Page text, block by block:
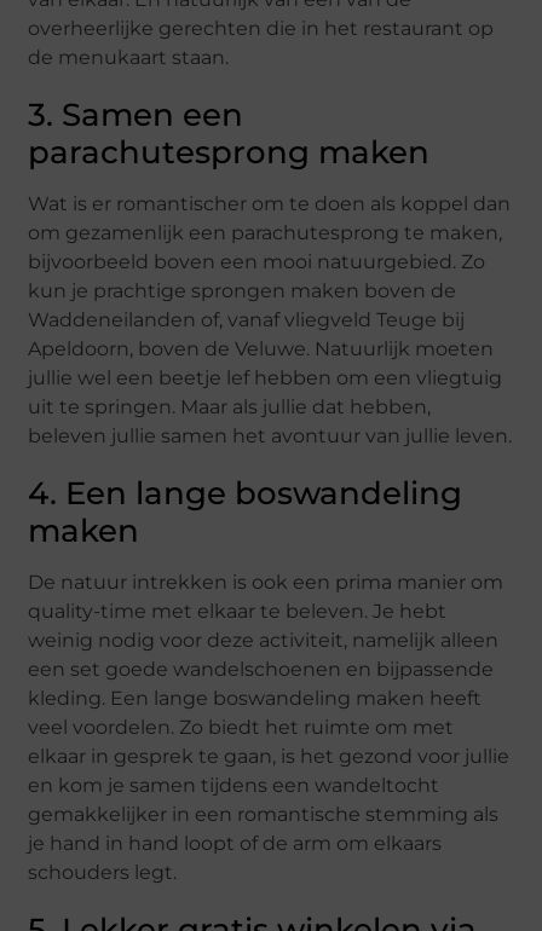
overheerlijke gerechten die in het restaurant op
de menukaart staan.
3. Samen een
parachutesprong maken
Wat is er romantischer om te doen als koppel dan
om gezamenlijk een parachutesprong te maken,
bijvoorbeeld boven een mooi natuurgebied. Zo
kun je prachtige sprongen maken boven de
Waddeneilanden of, vanaf vliegveld Teuge bij
Apeldoorn, boven de Veluwe. Natuurlijk moeten
jullie wel een beetje lef hebben om een vliegtuig
uit te springen. Maar als jullie dat hebben,
beleven jullie samen het avontuur van jullie leven.
4. Een lange boswandeling
maken
De natuur intrekken is ook een prima manier om
quality-time met elkaar te beleven. Je hebt
weinig nodig voor deze activiteit, namelijk alleen
een set goede wandelschoenen en bijpassende
kleding. Een lange boswandeling maken heeft
veel voordelen. Zo biedt het ruimte om met
elkaar in gesprek te gaan, is het gezond voor jullie
en kom je samen tijdens een wandeltocht
gemakkelijker in een romantische stemming als
je hand in hand loopt of de arm om elkaars
schouders legt.